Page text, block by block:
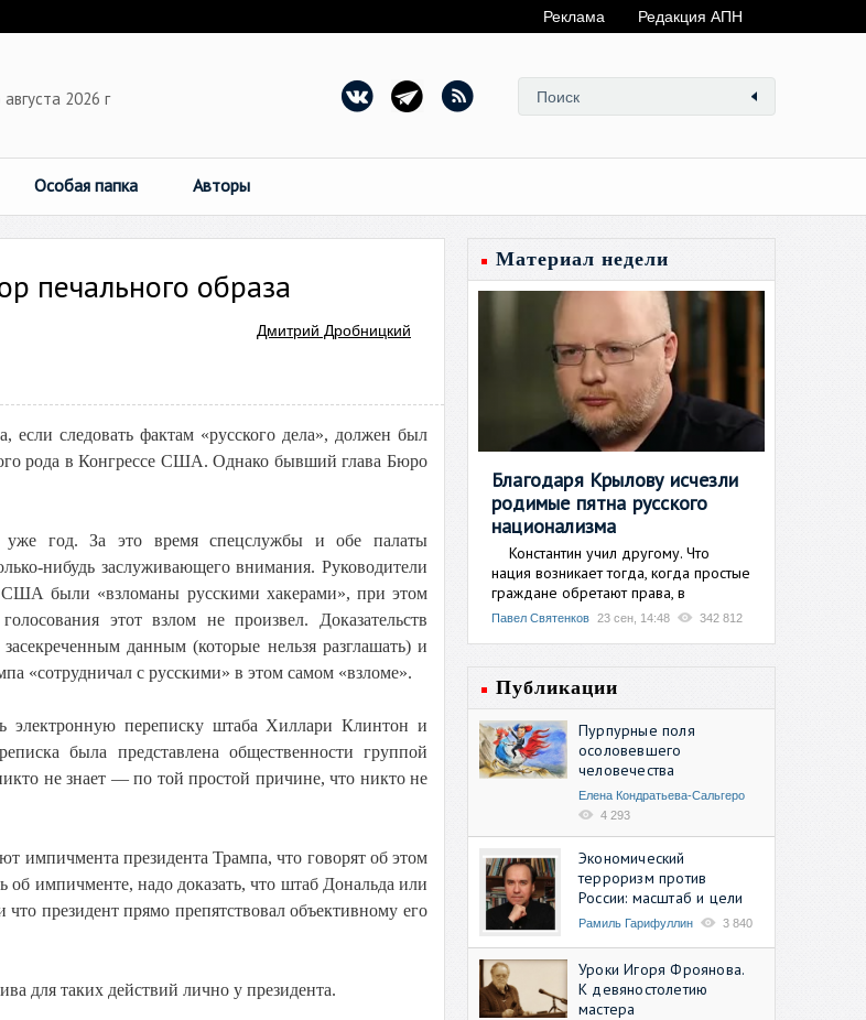
Реклама Редакция АПН
2026 г
Особая папка Авторы
печального образа
Дмитрий Дробницкий
следовать фактам «русского дела», должен был
рода в Конгрессе США. Однако бывший глава Бюро
уже год. За это время спецслужбы и обе палаты
нибудь заслуживающего внимания. Руководители
США были «взломаны русскими хакерами», при этом
этот взлом не произвел. Доказательств
данным (которые нельзя разглашать) и
«сотрудничал с русскими» в этом самом «взломе».
переписку штаба Хиллари Клинтон и
была представлена общественности группой
не знает — по той простой причине, что никто не
президента Трампа, что говорят об этом
об импичменте, надо доказать, что штаб Дональда или
президент прямо препятствовал объективному его
для таких действий лично у президента.
Материал недели
Благодаря Крылову исчезли
родимые пятна русского
национализма
Константин учил другому. Что
нация возникает тогда, когда простые
граждане обретают права, в
Павел Святенков 23 сен, 14:48 342 812
Публикации
Пурпурные поля
осоловевшего
человечества
Елена Кондратьева-Сальгеро
4 293
Экономический
терроризм против
России: масштаб и цели
Рамиль Гарифуллин 3 840
Уроки Игоря Фроянова.
К девяностолетию
мастера